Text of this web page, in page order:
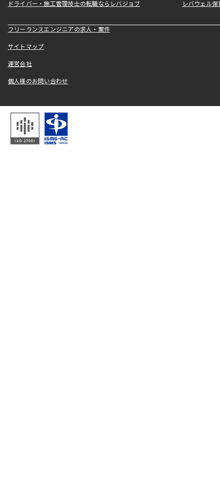
ドライバー・施工管理技士の転職ならレバジョブ レバウェル
フリーランスエンジニアの求人・案件
サイトマップ
運営会社
個人様のお問い合わせ